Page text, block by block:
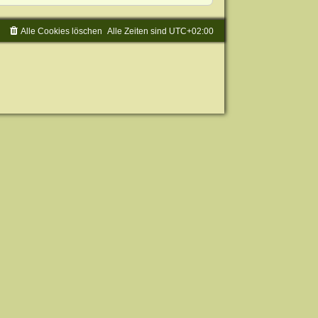
Alle Zeiten sind UTC+02:00
Alle Cookies löschen